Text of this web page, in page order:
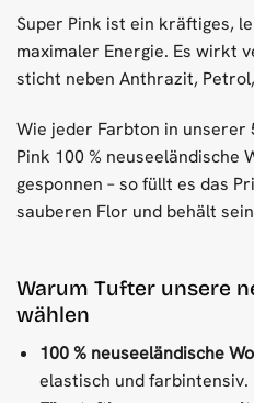
Super Pink ist ein kräftiges,
maximaler Energie. Es wirkt
sticht neben Anthrazit,
Wie jeder Farbton in unserer
Pink 100 % neuseeländische
gesponnen – so füllt es das
sauberen Flor und behält
Warum Tufter unsere
wählen
100 % neuseeländische
elastisch und farbintensiv.